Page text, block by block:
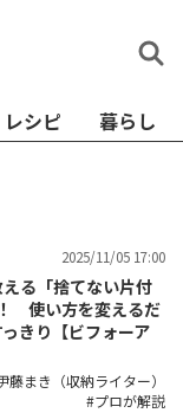
レシピ 暮らし
2025/11/05 17:00
る「捨てない片付
使い方を変えるだ
きり【ビフォーア
藤まき（収納ライター）
プロが解説